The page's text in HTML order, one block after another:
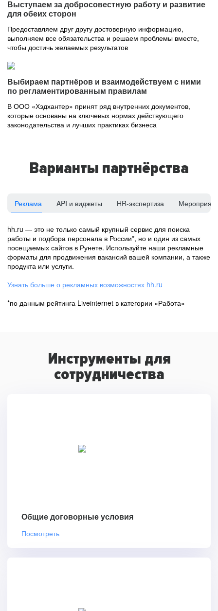
Выступаем за добросовестную работу и развитие
для обеих сторон
Предоставляем друг другу достоверную информацию,
выполняем все обязательства и решаем проблемы вместе,
чтобы достичь желаемых результатов
Выбираем партнёров и взаимодействуем с ними
по регламентированным правилам
В ООО «Хэдхантер» принят ряд внутренних документов,
которые основаны на ключевых нормах действующего
законодательства и лучших практиках бизнеса
Варианты партнёрства
Реклама API и виджеты HR-экспертиза
hh.ru — это не только самый крупный сервис для поиска
работы и подбора персонала в России*, но и один из самых
посещаемых сайтов в Рунете. Используйте наши рекламные
форматы для продвижения вакансий вашей компании, а также
продукта или услуги.
Узнать больше о рекламных возможностях hh.ru
*по данным рейтинга Liveinternet в категории «Работа»
Инструменты для
сотрудничества
Общие договорные условия
Посмотреть